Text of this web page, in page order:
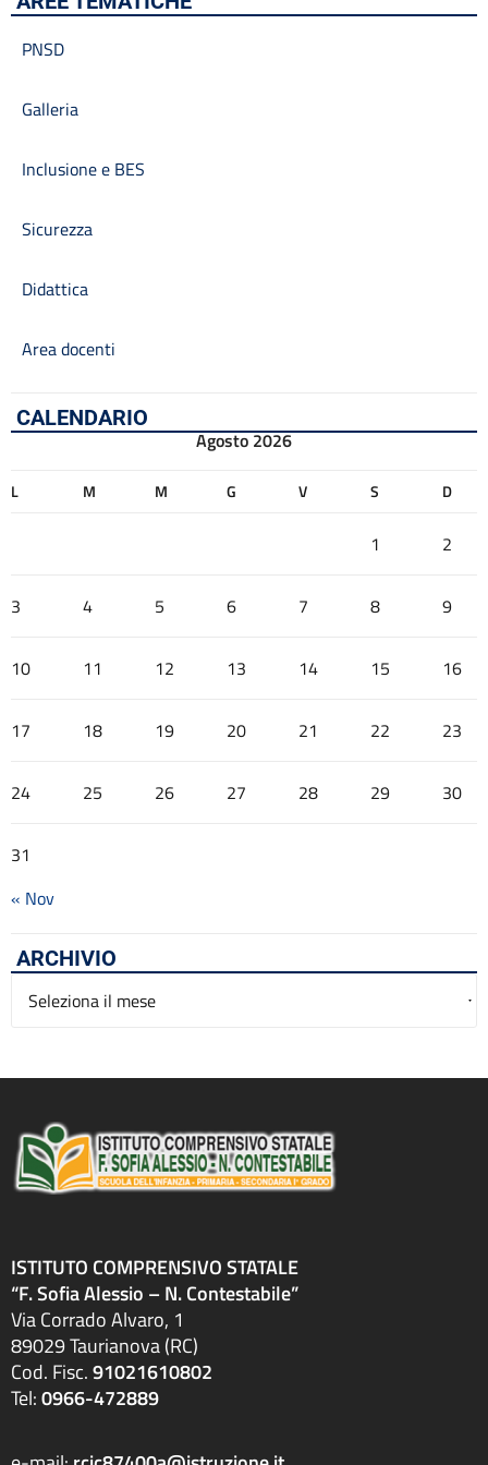
PNSD
Galleria
Inclusione e BES
Sicurezza
Didattica
Area docenti
CALENDARIO
Agosto 2026
L M M G V S D
1 2
3 4 5 6 7 8 9
10 11 12 13 14 15 16
17 18 19 20 21 22 23
24 25 26 27 28 29 30
31
« Nov
ARCHIVIO
Archivio
ISTITUTO COMPRENSIVO STATALE
“F. Sofia Alessio – N. Contestabile”
Via Corrado Alvaro, 1
89029 Taurianova (RC)
Cod. Fisc.91021610802
Tel:0966-472889